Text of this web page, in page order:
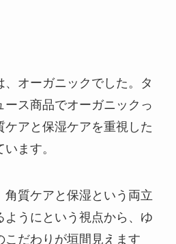
オーガニックでした。タ
ース商品でオーガニックっ
ケアと保湿ケアを重視した
ます。
角質ケアと保湿という両立
ようにという視点から、ゆ
こだわりが垣間見えます